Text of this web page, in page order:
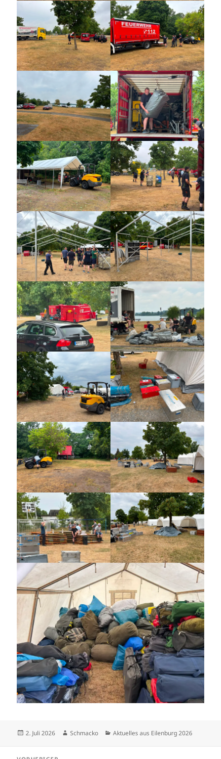
Veröffentlicht
2. Juli 2026 Autor
Schmacko Kategorien
Aktuelles aus Eilenburg 2026